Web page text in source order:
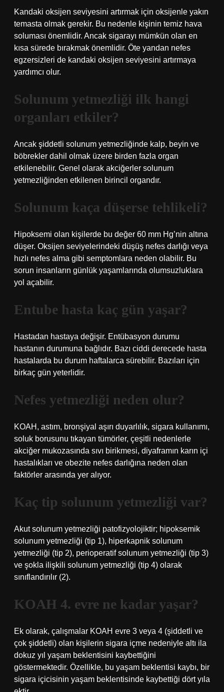
Kandaki oksijen seviyesini artırmak için oksijenle yakın
temasta olmak gerekir. Bu nedenle kişinin temiz hava
soluması önemlidir. Ancak sigarayı mümkün olan en
kısa sürede bırakmak önemlidir. Öte yandan nefes
egzersizleri de kandaki oksijen seviyesini artırmaya
yardımcı olur.
Solunum yetmezliği ilk hangi
organları etkiler?
Ancak şiddetli solunum yetmezliğinde kalp, beyin ve
böbrekler dahil olmak üzere birden fazla organ
etkilenebilir. Genel olarak akciğerler solunum
yetmezliğinden etkilenen birincil organdır.
Solunum kaça düşerse tehlikeli?
Hipoksemi olan kişilerde bu değer 60 mm Hg’nin altına
düşer. Oksijen seviyelerindeki düşüş nefes darlığı veya
hızlı nefes alma gibi semptomlara neden olabilir. Bu
sorun insanların günlük yaşamlarında olumsuzluklara
yol açabilir.
Entube hasta kaç gün yaşar?
Hastadan hastaya değişir. Entübasyon durumu
hastanın durumuna bağlıdır. Bazı ciddi derecede hasta
hastalarda bu durum haftalarca sürebilir. Bazıları için
birkaç gün yeterlidir.
Nefes yetmezliği neden olur?
KOAH, astım, bronşiyal aşırı duyarlılık, sigara kullanımı,
soluk borusunu tıkayan tümörler, çeşitli nedenlerle
akciğer mukozasında sıvı birikmesi, diyaframın karın içi
hastalıkları ve obezite nefes darlığına neden olan
faktörler arasında yer alıyor.
Kaç tip solunum yetmezliği var?
Akut solunum yetmezliği patofizyolojiktir; hipoksemik
solunum yetmezliği (tip 1), hiperkapnik solunum
yetmezliği (tip 2), perioperatif solunum yetmezliği (tip 3)
ve şokla ilişkili solunum yetmezliği (tip 4) olarak
sınıflandırılır (2).
KOAH 4. evre ne kadar yaşar?
Ek olarak, çalışmalar KOAH evre 3 veya 4 (şiddetli ve
çok şiddetli) olan kişilerin sigara içme nedeniyle altı ila
dokuz yıl yaşam beklentisini kaybettiğini
göstermektedir. Özellikle, bu yaşam beklentisi kaybı, bir
sigara içicisinin yaşam beklentisinde kaybettiği dört yıla